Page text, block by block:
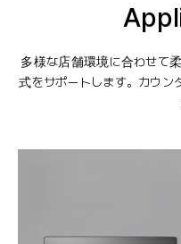
多様な店舗環境に合わせて
式をサポートします。 カウン